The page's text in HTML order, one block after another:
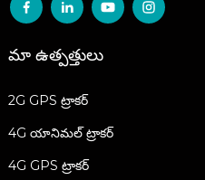
మా ఉత్పత్తులు
2G GPS ట్రాకర్
4G యానిమల్ ట్రాకర్
4G GPS ట్రాకర్